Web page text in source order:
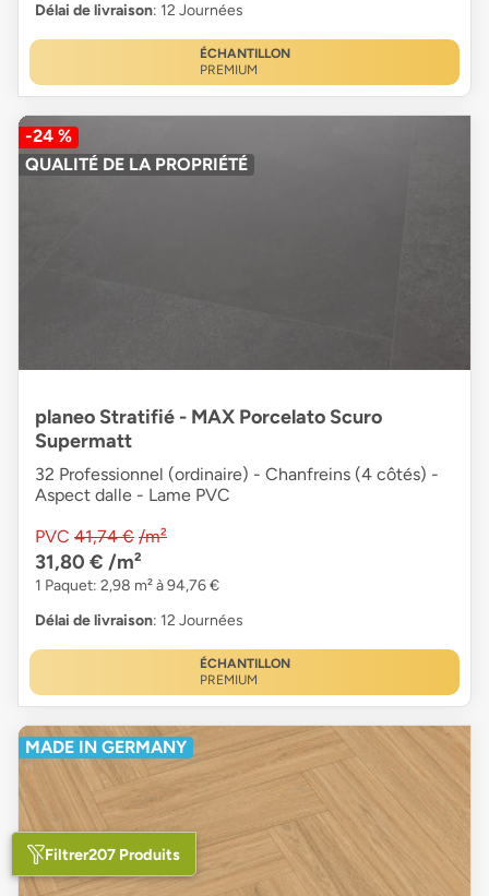
Délai de livraison: 12 Journées
ÉCHANTILLON
PREMIUM
-24 %
QUALITÉ DE LA PROPRIÉTÉ
planeo Stratifié - MAX Porcelato Scuro
Supermatt
32 Professionnel (ordinaire) - Chanfreins (4 côtés) -
Aspect dalle - Lame PVC
PVC 41,74 € /m²
31,80 € /m²
1 Paquet: 2,98 m² à 94,76 €
Délai de livraison: 12 Journées
ÉCHANTILLON
PREMIUM
MADE IN GERMANY
Filtrer207 Produits